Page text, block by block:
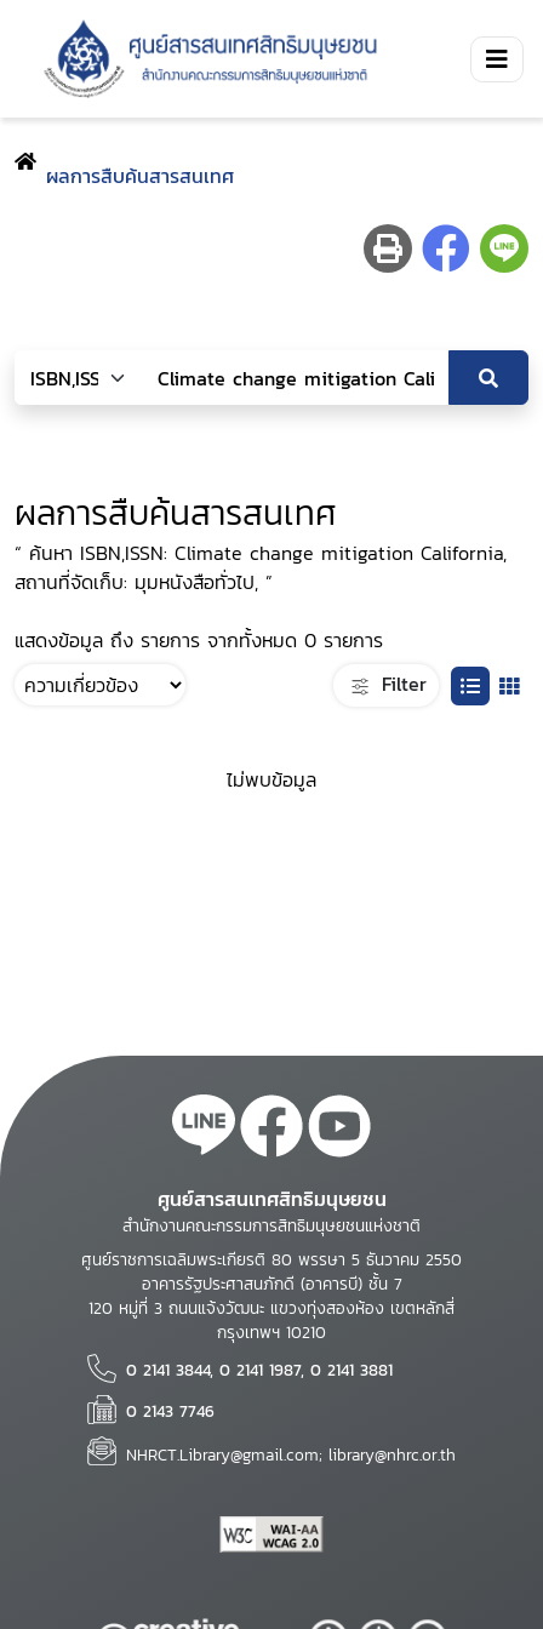
ผลการสืบค้นสารสนเทศ
ผลการสืบค้นสารสนเทศ
“ ค้นหา ISBN,ISSN: Climate change mitigation California,
สถานที่จัดเก็บ: มุมหนังสือทั่วไป, ”
แสดงข้อมูล ถึง รายการ จากทั้งหมด 0 รายการ
Filter
ไม่พบข้อมูล
ศูนย์สารสนเทศสิทธิมนุษยชน
สำนักงานคณะกรรมการสิทธิมนุษยชนแห่งชาติ
ศูนย์ราชการเฉลิมพระเกียรติ 80 พรรษา 5 ธันวาคม 2550
อาคารรัฐประศาสนภักดี (อาคารบี) ชั้น 7
120 หมู่ที่ 3 ถนนแจ้งวัฒนะ แขวงทุ่งสองห้อง เขตหลักสี่
กรุงเทพฯ 10210
0 2141 3844, 0 2141 1987, 0 2141 3881
0 2143 7746
NHRCT.Library@gmail.com; library@nhrc.or.th